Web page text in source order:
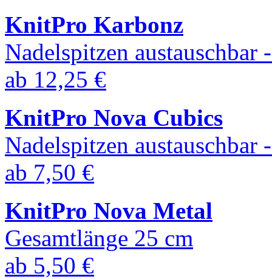
KnitPro Karbonz
Nadelspitzen austauschbar
ab 12,25 €
KnitPro Nova Cubics
Nadelspitzen austauschbar
ab 7,50 €
KnitPro Nova Metal
Gesamtlänge 25 cm
ab 5,50 €